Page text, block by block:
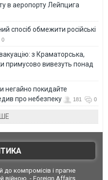
в аеропорту Лейпцига
спосіб обмежити російські
0
з Краматорська,
примусово вивезуть понад
негайно покидайте
про небезпеку
181 0
компромісів і прагне
війною, - Foreign Affairs